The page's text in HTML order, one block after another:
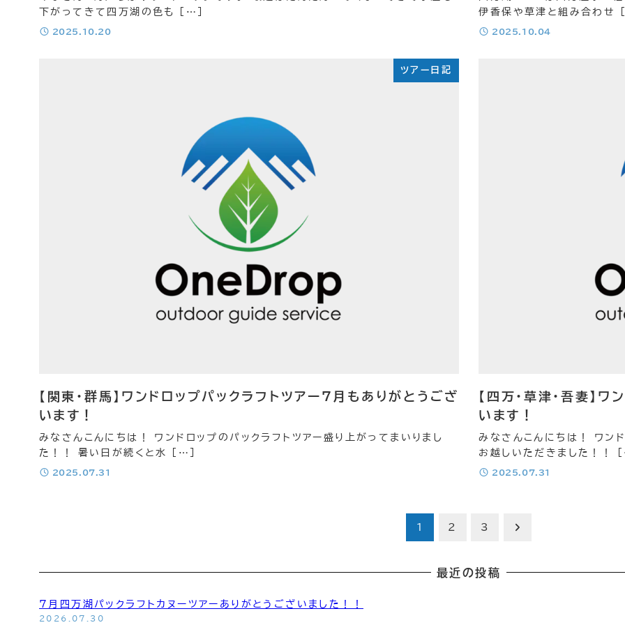
パックラフトカヌー 四万湖
絶景カヌー
バックカントリー
スノートレッキング
雪崩講習会
チームビルディング
下がってきて四万湖の色も […]
投稿日
2025.10.20
伊香保や草津と組み合わ
投稿日
2025.10.04
ツアー日記
【関東・群馬】ワンドロップパックラフトツアー７月もありがとうござ
います！
みなさんこんにちは！ ワンドロップのパックラフトツアー盛り上がってまいりまし
た！！ 暑い日が続くと水 […]
投稿日
2025.07.31
【四万・草津・吾妻】
います！
みなさんこんにちは！ ワン
お越しいただきました！
投稿日
2025.07.31
1 2 3
最近の投稿
7月四万湖パックラフトカヌーツアーありがとうございました！！
2026.07.30